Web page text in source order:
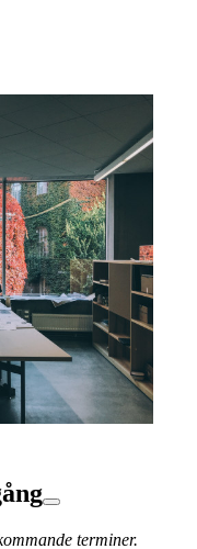
terminer.